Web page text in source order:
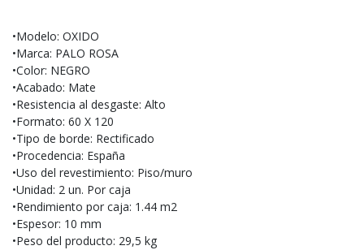
•Modelo: OXIDO
•Marca: PALO ROSA
•Color: NEGRO
•Acabado: Mate
•Resistencia al desgaste: Alto
•Formato: 60 X 120
•Tipo de borde: Rectificado
•Procedencia: España
•Uso del revestimiento: Piso/muro
•Unidad: 2 un. Por caja
•Rendimiento por caja: 1.44 m2
•Espesor: 10 mm
•Peso del producto: 29,5 kg